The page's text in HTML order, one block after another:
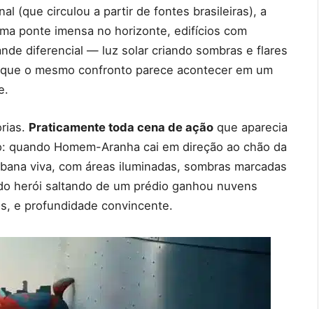
(que circulou a partir de fontes brasileiras), a
ponte imensa no horizonte, edifícios com
diferencial — luz solar criando sombras e flares
o mesmo confronto parece acontecer em um
Praticamente toda cena de ação que aparecia
Homem-Aranha cai em direção ao chão da
viva, com áreas iluminadas, sombras marcadas
herói saltando de um prédio ganhou nuvens
e profundidade convincente.